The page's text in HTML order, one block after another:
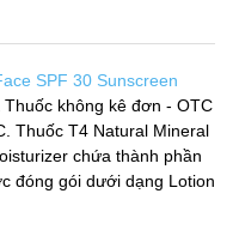
SPF 30 Sunscreen
Thuốc không kê đơn - OTC
Thuốc T4 Natural Mineral
chứa thành phần
đóng gói dưới dạng Lotion